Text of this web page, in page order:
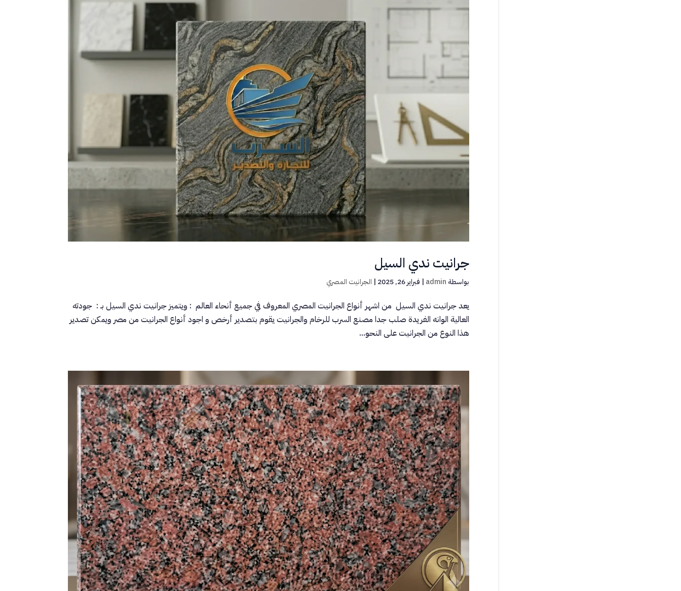
جرانيت ندي السيل
بواسطة admin
| فبراير 26, 2025 | الجرانيت المصري
يعد جرانيت ندي السيل من اشهر أنواع الجرانيت المصري المعروف في جميع أنحاء العالم : ويتميز جرانيت ندي السيل بـ : جودته
العالية الوانه الفريدة صلب جدا مصنع السرب للرخام والجرانيت يقوم بتصدير أرخص و اجود أنواع الجرانيت من مصر ويمكن تصدير
هذا النوع من الجرانيت على النحو...